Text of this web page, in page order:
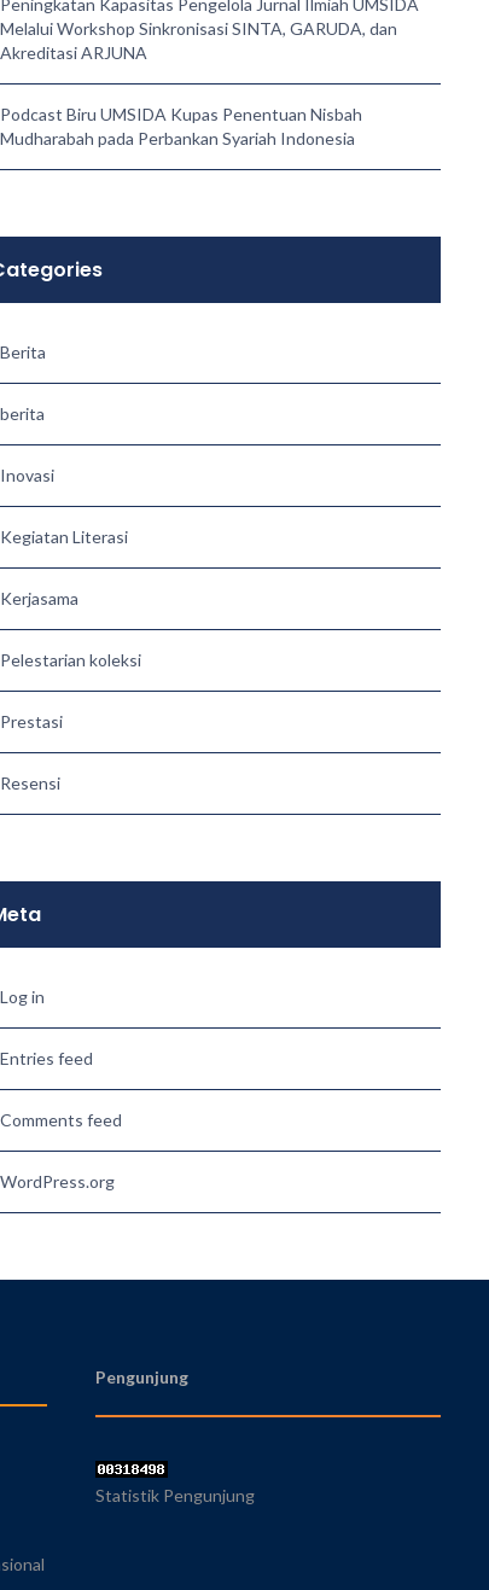
Peningkatan Kapasitas Pengelola Jurnal Ilmiah UMSIDA
Melalui Workshop Sinkronisasi SINTA, GARUDA, dan
Akreditasi ARJUNA
Podcast Biru UMSIDA Kupas Penentuan Nisbah
Mudharabah pada Perbankan Syariah Indonesia
Berita
berita
Inovasi
Kegiatan Literasi
Kerjasama
Pelestarian koleksi
Prestasi
Resensi
Log in
Entries feed
Comments feed
WordPress.org
Pengunjung
Statistik Pengunjung